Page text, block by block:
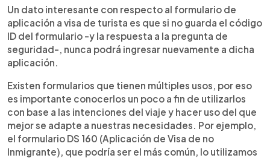
Un dato interesante con respecto al formulario de
aplicación a visa de turista es que si no guarda el código
ID del formulario -y la respuesta a la pregunta de
seguridad-, nunca podrá ingresar nuevamente a dicha
aplicación.
Existen formularios que tienen múltiples usos, por eso
es importante conocerlos un poco a fin de utilizarlos
con base a las intenciones del viaje y hacer uso del que
mejor se adapte a nuestras necesidades. Por ejemplo,
el formulario DS 160 (Aplicación de Visa de no
Inmigrante), que podría ser el más común, lo utilizamos